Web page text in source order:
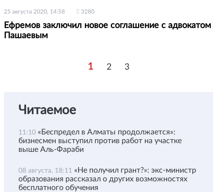
25 августа 2020, 14:58 3280
Ефремов заключил новое соглашение с адвокатом
Пашаевым
1 2 3
Читаемое
11:10 «Беспредел в Алматы продолжается»:
бизнесмен выступил против работ на участке
выше Аль-Фараби
08 августа, 18:11 «Не получил грант?»: экс-министр
образования рассказал о других возможностях
бесплатного обучения